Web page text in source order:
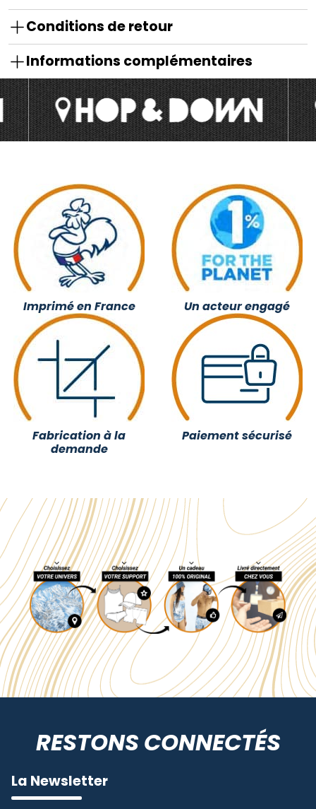
Conditions de retour
Informations complémentaires
Imprimé en France Un acteur engagé
Fabrication à la
demande
Paiement sécurisé
RESTONS CONNECTÉS
La Newsletter